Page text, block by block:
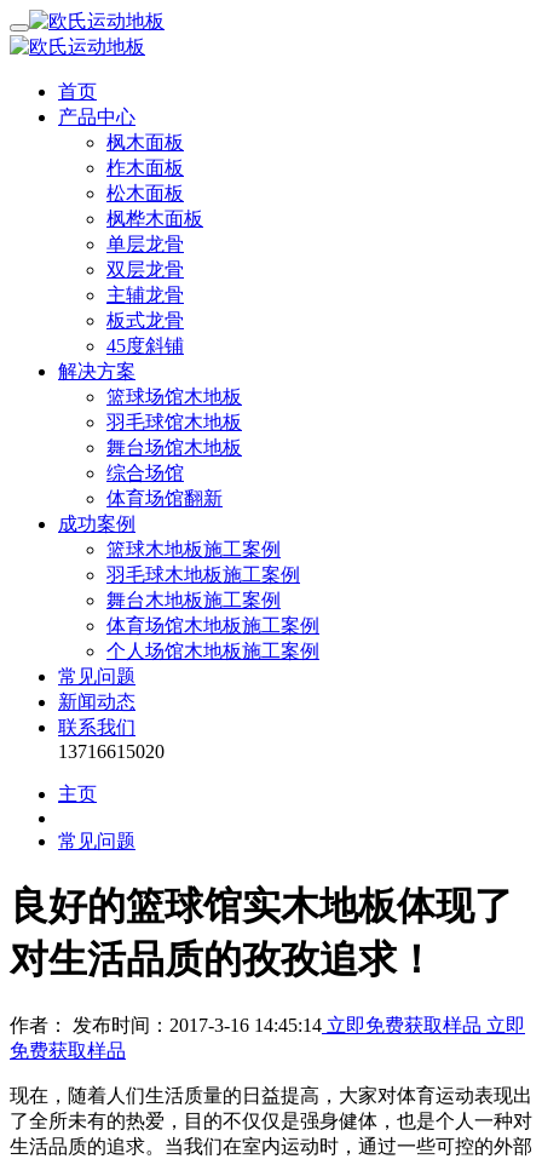
首页
产品中心
枫木面板
柞木面板
松木面板
枫桦木面板
单层龙骨
双层龙骨
主辅龙骨
板式龙骨
45度斜铺
解决方案
篮球场馆木地板
羽毛球馆木地板
舞台场馆木地板
综合场馆
体育场馆翻新
成功案例
篮球木地板施工案例
羽毛球木地板施工案例
舞台木地板施工案例
体育场馆木地板施工案例
个人场馆木地板施工案例
常见问题
新闻动态
联系我们
13716615020
主页
常见问题
良好的篮球馆实木地板体现了
对生活品质的孜孜追求！
作者： 发布时间：2017-3-16 14:45:14 立即免费获取样品 立即
免费获取样品
现在，随着人们生活质量的日益提高，大家对体育运动表现出
了全所未有的热爱，目的不仅仅是强身健体，也是个人一种对
生活品质的追求。当我们在室内运动时，通过一些可控的外部